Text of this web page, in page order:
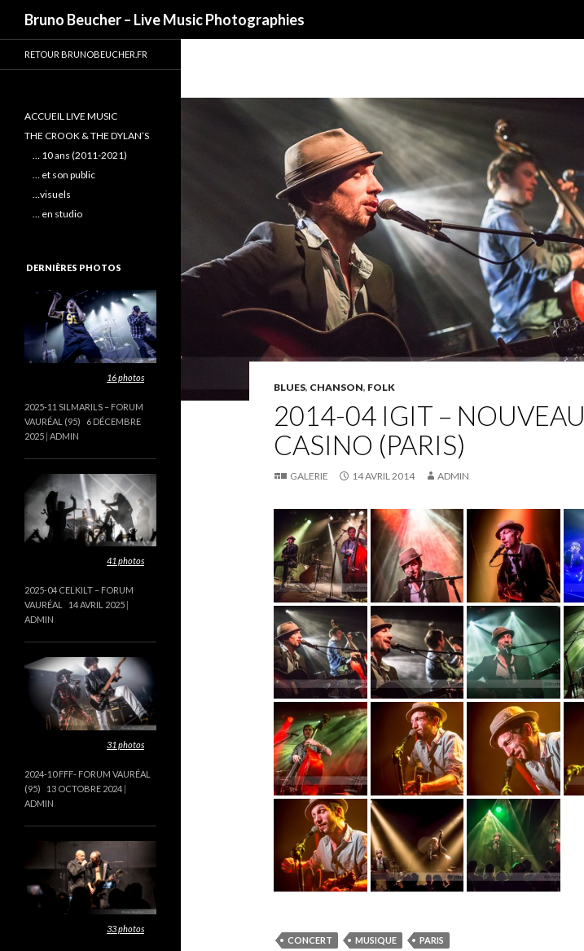
Bruno Beucher – Live Music Photographies
BLUES, CHANSON, FOLK
2014-04 IGIT – NOUVEAU
CASINO (PARIS)
GALERIE 14 AVRIL 2014 ADMIN
CONCERT MUSIQUE PARIS
RETOUR BRUNOBEUCHER.FR
ACCUEIL LIVE MUSIC
THE CROOK & THE DYLAN’S
… 10 ans (2011-2021)
… et son public
…visuels
… en studio
DERNIÈRES PHOTOS
16 photos
2025-11 SILMARILS – FORUM
VAURÉAL (95)
6 DÉCEMBRE
2025 ADMIN
41 photos
2025-04 CELKILT – FORUM
VAURÉAL
14 AVRIL 2025
ADMIN
31 photos
2024-10 FFF- FORUM VAURÉAL
(95)
13 OCTOBRE 2024
ADMIN
33 photos